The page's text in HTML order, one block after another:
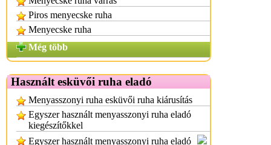
Piros menyecske ruha
Menyecske ruha
Még több
Használt esküvői ruha eladó
Menyasszonyi ruha esküvői ruha kiárusítás
Egyszer használt menyasszonyi ruha eladó
kiegészítőkkel
Egyszer használt menyasszonyi ruha eladó